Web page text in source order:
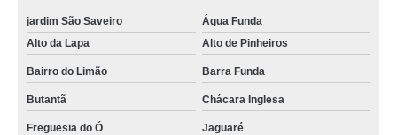
jardim São Saveiro
Água Funda
Alto da Lapa
Alto de Pinheiros
Bairro do Limão Barra Funda
Butantã Chácara Inglesa
Freguesia do Ó Jaguaré